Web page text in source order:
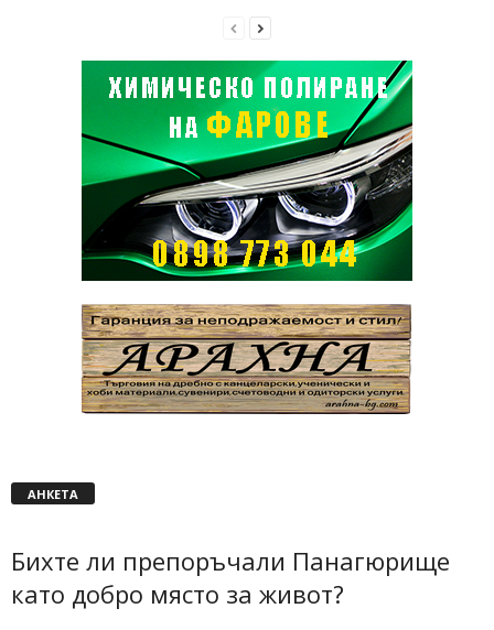
АНКЕТА
Бихте ли препоръчали Панагюрище
като добро място за живот?